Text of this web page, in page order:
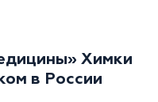
Химки
в России